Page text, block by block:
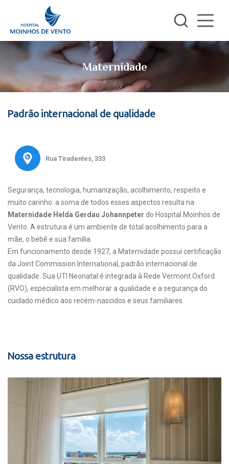
Maternidade
Padrão internacional de qualidade
Rua Tiradentes, 333
Segurança, tecnologia, humanização, acolhimento, respeito e
muito carinho: a soma de todos esses aspectos resulta na
Maternidade Helda Gerdau Johannpeter do Hospital Moinhos de
Vento. A estrutura é um ambiente de total acolhimento para a
mãe, o bebê e sua família.
Em funcionamento desde 1927, a Maternidade possui certificação
da Joint Commission International, padrão internacional de
qualidade. Sua UTI Neonatal é integrada à Rede Vermont Oxford
(RVO), especialista em melhorar a qualidade e a segurança do
cuidado médico aos recém-nascidos e seus familiares.
Nossa estrutura